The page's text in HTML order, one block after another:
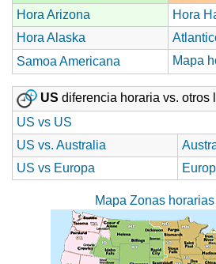
Hora Arizona
Hora
Hora Alaska
Samoa Americana
Mapa
US diferencia horaria vs. otros
US vs US
US vs. Australia
US vs Europa
Mapa Zonas